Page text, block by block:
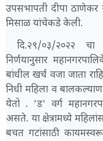
उपसभापती दीपा ठाणेकर
मिसाळ यांचेकडे केली.
दि.२९/०३/२०२२ चा
निर्णयानुसार
बांधील खर्च वजा जाता
निधी महिला व
येतो . 'ड' वर्ग
असते. या क्षेत्रामध्ये
बचत गटांसाठी